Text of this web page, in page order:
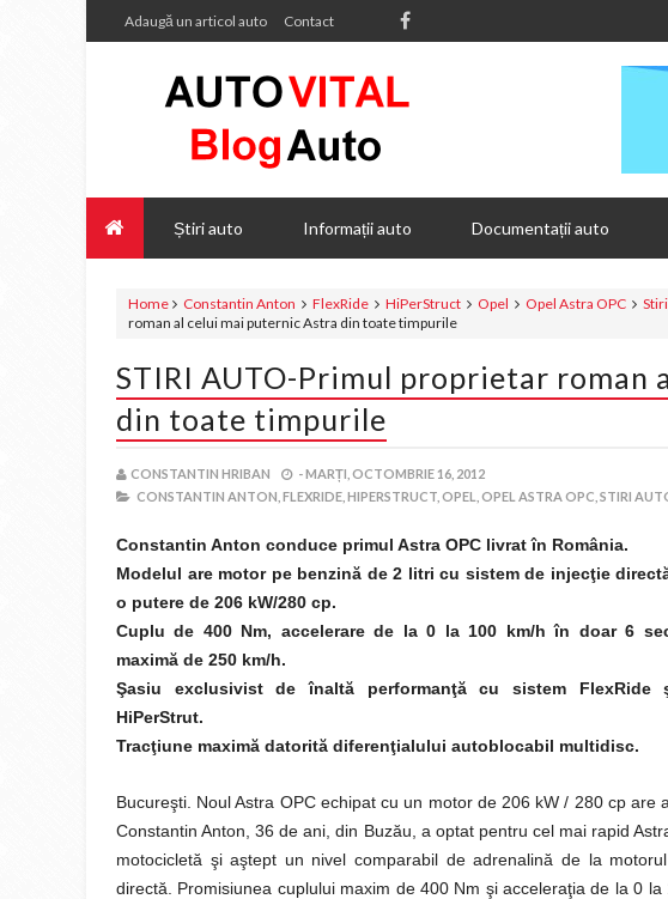
Adaugă un articol auto Contact
Știri auto Informații auto Documentații auto
Home Constantin Anton FlexRide HiPerStruct Opel Opel Astra OPC
roman al celui mai puternic Astra din toate timpurile
STIRI AUTO-Primul proprietar roman
din toate timpurile
CONSTANTIN HRIBAN -MARȚI, OCTOMBRIE 16, 2012
CONSTANTIN ANTON, FLEXRIDE, HIPERSTRUCT, OPEL, OPEL ASTRA OPC, STIRI
Constantin Anton conduce primul Astra OPC livrat în România.
Modelul are motor pe benzină de 2 litri cu sistem de injecţie
o putere de 206 kW/280 cp.
Cuplu de 400 Nm, accelerare de la 0 la 100 km/h în doar 6
maximă de 250 km/h.
Şasiu exclusivist de înaltă performanţă cu sistem FlexRide
HiPerStrut.
Tracţiune maximă datorită diferenţialului autoblocabil multidisc.
Bucureşti. Noul Astra OPC echipat cu un motor de 206 kW / 280 cp are
Constantin Anton, 36 de ani, din Buzău, a optat pentru cel mai rapid
motocicletă şi aştept un nivel comparabil de adrenalină de la
directă. Promisiunea cuplului maxim de 400 Nm şi acceleraţia de la 0